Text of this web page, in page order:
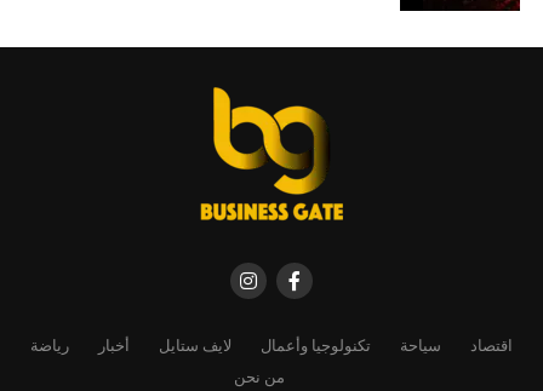
اقتصاد سياحة تكنولوجيا وأعمال لايف ستايل أخبار
رياضة
من نحن